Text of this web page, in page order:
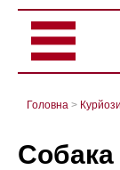
Головна > Курйози
Собака